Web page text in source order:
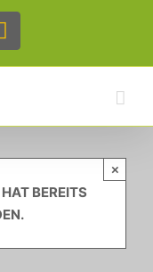
Telefon
BEREITS
×